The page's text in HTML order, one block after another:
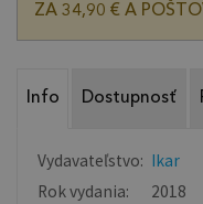
ZA 34,90 € A
Info Dostupnosť
Vydavateľstvo: Ikar
Rok vydania:
2018